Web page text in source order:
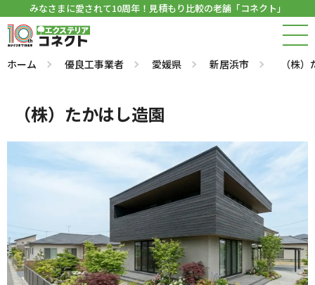
みなさまに愛されて10周年！見積もり比較の老舗「コネクト」
ホーム 優良工事業者 愛媛県 新居浜市 （株
（株）たかはし造園